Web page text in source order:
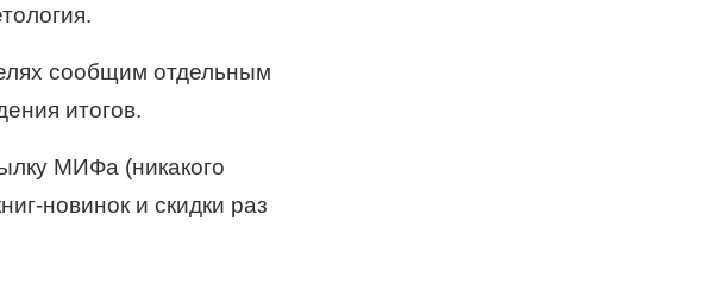
сообщим отдельным
итогов.
МИФа (никакого
новинок и скидки раз